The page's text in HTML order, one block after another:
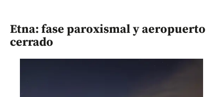
Etna: fase paroxismal y aeropuerto
cerrado